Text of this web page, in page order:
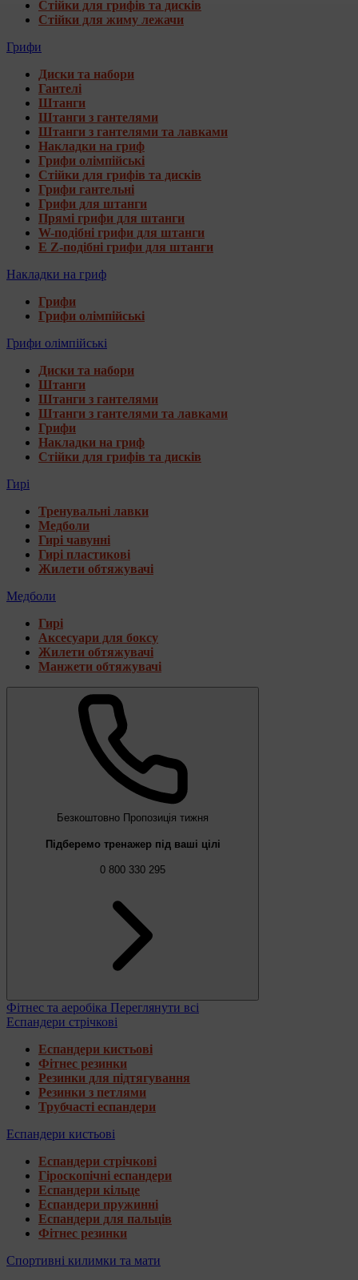
Стійки для грифів та дисків
Стійки для жиму лежачи
Грифи
Диски та набори
Гантелі
Штанги
Штанги з гантелями
Штанги з гантелями та лавками
Накладки на гриф
Грифи олімпійські
Стійки для грифів та дисків
Грифи гантельні
Грифи для штанги
Прямі грифи для штанги
W-подібні грифи для штанги
E Z-подібні грифи для штанги
Накладки на гриф
Грифи
Грифи олімпійські
Грифи олімпійські
Диски та набори
Штанги
Штанги з гантелями
Штанги з гантелями та лавками
Грифи
Накладки на гриф
Стійки для грифів та дисків
Гирі
Тренувальні лавки
Медболи
Гирі чавунні
Гирі пластикові
Жилети обтяжувачі
Медболи
Гирі
Аксесуари для боксу
Жилети обтяжувачі
Манжети обтяжувачі
Безкоштовно Пропозиція тижня
Підберемо тренажер під ваші цілі
0 800 330 295
Фітнес та аеробіка Переглянути всі
Еспандери стрічкові
Еспандери кистьові
Фітнес резинки
Резинки для підтягування
Резинки з петлями
Трубчасті еспандери
Еспандери кистьові
Еспандери стрічкові
Гіроскопічні еспандери
Еспандери кільце
Еспандери пружинні
Еспандери для пальців
Фітнес резинки
Спортивні килимки та мати